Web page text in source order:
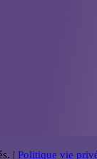
| Politique vie